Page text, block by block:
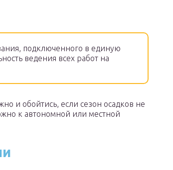
подключенного в единую
ведения всех работ на
и обойтись, если сезон осадков не
к автономной или местной